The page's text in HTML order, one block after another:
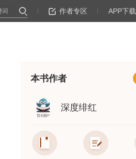
作者专区 APP下载
本书作者
深度绯红